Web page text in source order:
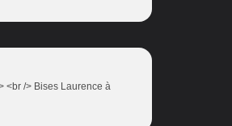
<br /> Bises Laurence à